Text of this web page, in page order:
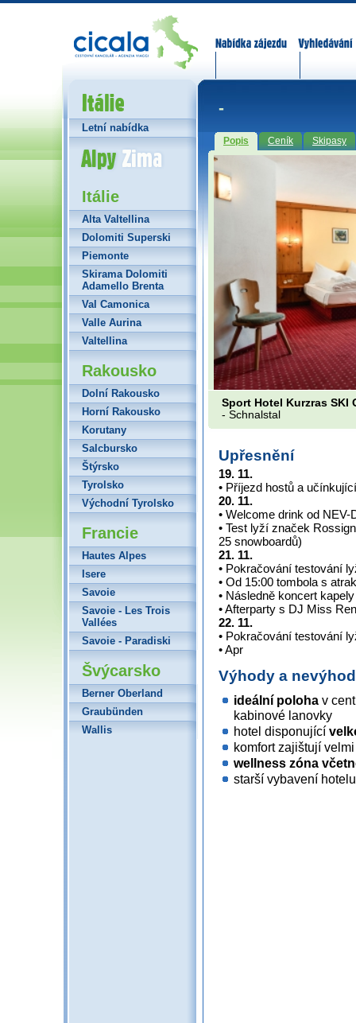
-
Popis Ceník Skipasy
Sport Hotel Kurzras SKI
- Schnalstal
Upřesnění
19. 11.
• Příjezd hostů a
20. 11.
• Welcome drink od NEV-
• Test lyží značek
25 snowboardů)
21. 11.
• Pokračování testování
• Od 15:00 tombola s
• Následně koncert
•Afterparty s DJ Miss
22. 11.
• Pokračování testování
•Apr
Výhody a
ideální poloha v
kabinové lanovky
hotel disponující
komfort zajištují
wellness zóna
starší vybavení
Itálie
Letní nabídka
Alpy Zima
Itálie
Alta Valtellina
Dolomiti Superski
Piemonte
Skirama Dolomiti
Adamello Brenta
Val Camonica
Valle Aurina
Valtellina
Rakousko
Dolní Rakousko
Horní Rakousko
Korutany
Salcbursko
Štýrsko
Tyrolsko
Východní Tyrolsko
Francie
Hautes Alpes
Isere
Savoie
Savoie - Les Trois
Vallées
Savoie - Paradiski
Švýcarsko
Berner Oberland
Graubünden
Wallis